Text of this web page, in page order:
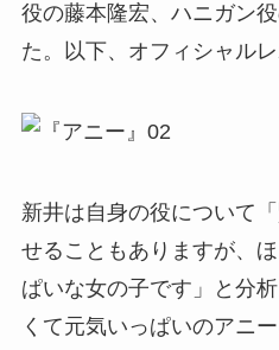
役の藤本隆宏、ハニガン
た。以下、オフィシャルレ
新井は自身の役について
せることもありますが、
ぱいな女の子です」と分
くて元気いっぱいのアニ